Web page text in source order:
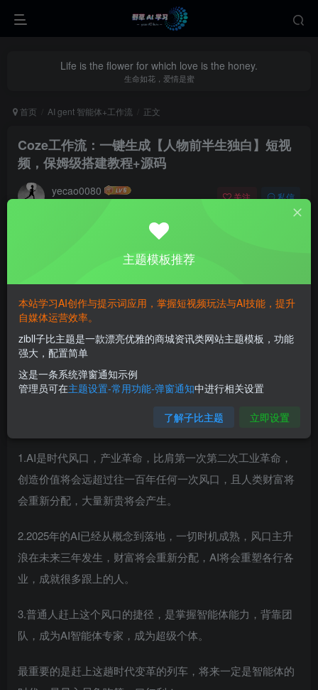
Life is the flower for which love is the honey.
生命如花，爱情是蜜
首页 AI gent 智能体+工作流 正文
Coze工作流：一键生成【人物前半生独白】短视
频，保姆级搭建教程+源码
yecao0080 关注 私信
1.AI是时代风口，产业革命，比肩第一次第二次工业革命，
创造价值将会远超过往一百年任何一次风口，且人类财富将
会重新分配，大量新贵将会产生。
2.2025年的AI已经从概念到落地，一切时机成熟，风口主升
浪在未来三年发生，财富将会重新分配，AI将会重塑各行各
业，成就很多跟上的人。
3.普通人赶上这个风口的捷径，是掌握智能体能力，背靠团
队，成为AI智能体专家，成为超级个体。
最重要的是赶上这趟时代变革的列车，将来一定是智能体的
主题模板推荐
本站学习AI创作与提示词应用，掌握短视频玩法与AI技能，提升
自媒体运营效率。
zibll子比主题是一款漂亮优雅的商城资讯类网站主题模板，功能
强大，配置简单
这是一条系统弹窗通知示例
管理员可在主题设置-常用功能-弹窗通知中进行相关设置
了解子比主题 立即设置